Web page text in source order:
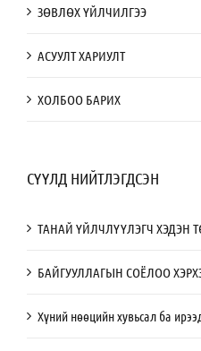
ЗӨВЛӨХ ҮЙЛЧИЛГЭЭ
АСУУЛТ ХАРИУЛТ
ХОЛБОО БАРИХ
СҮҮЛД НИЙТЛЭГДСЭН
ТАНАЙ ҮЙЛЧЛҮҮЛЭГЧ ХЭДЭН
БАЙГУУЛЛАГЫН СОЁЛОО
Хүний нөөцийн хувьсал ба